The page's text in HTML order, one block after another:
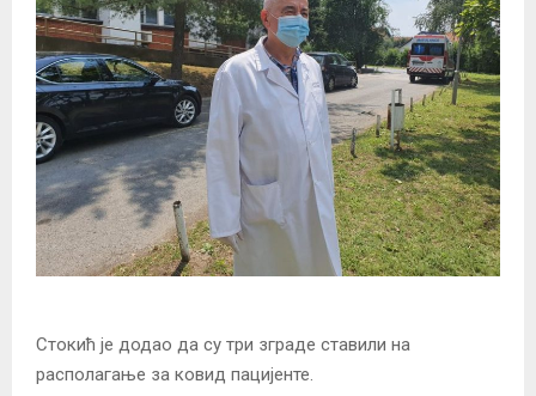
Стокић је додао да су три зграде ставили на
располагање за ковид пацијенте.